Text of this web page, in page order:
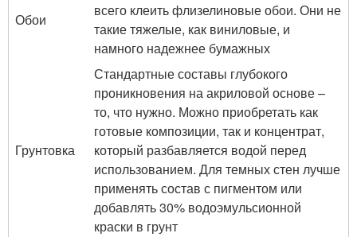
Обои
всего клеить флизелиновые обои. Они не
такие тяжелые, как виниловые, и
намного надежнее бумажных
Грунтовка
Стандартные составы глубокого
проникновения на акриловой основе –
то, что нужно. Можно приобретать как
готовые композиции, так и концентрат,
который разбавляется водой перед
использованием. Для темных стен лучше
применять состав с пигментом или
добавлять 30% водоэмульсионной
краски в грунт